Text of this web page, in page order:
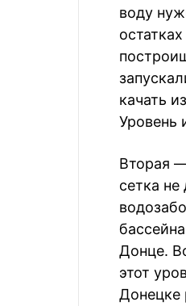
воду
качать
Уровень
Вторая
сетка
Донце.
этот
Донецке